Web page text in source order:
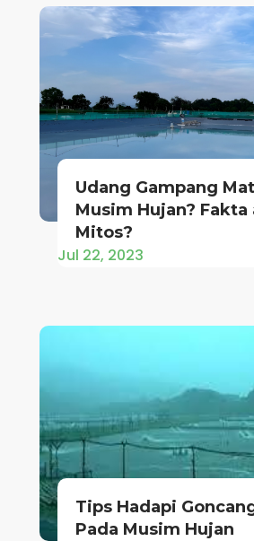
Udang Gampang
Musim Hujan? Fakta
Mitos?
Jul 22, 2023
Tips Hadapi
Pada Musim Hujan